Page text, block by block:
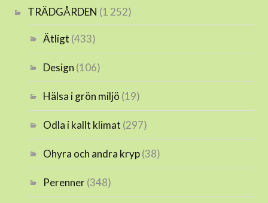
TRÄDGÅRDEN (1 252)
Ätligt (433)
Design (106)
Hälsa i grön miljö (19)
Odla i kallt klimat (297)
Ohyra och andra kryp(38)
Perenner(348)